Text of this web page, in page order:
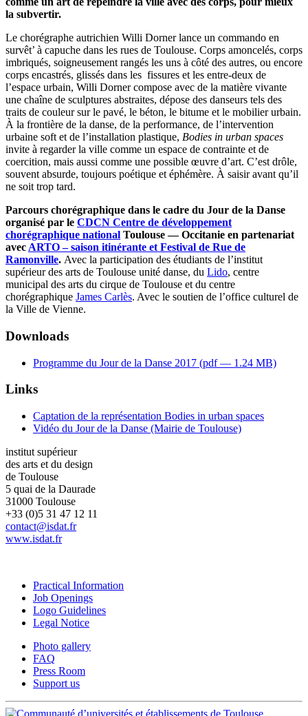
la subvertir.
Le chorégraphe autrichien Willi Dorner lance un commando en
survêt’ à capuche dans les rues de Toulouse. Corps amoncelés, corps
imbriqués, soigneusement rangés les uns à côté des autres, ou encore
corps encastrés, glissés dans les fissures et les entre-deux de
l’espace urbain, Willi Dorner compose avec de la matière vivante
une chaîne de sculptures abstraites, dépose des danseurs tels des
traits de couleur sur le pavé, le béton, le bitume et le mobilier urbain.
À la frontière de la danse, de la performance, de l’intervention
urbaine soft et de l’installation plastique, Bodies in urban spaces
invite à regarder la ville comme un espace de contrainte et de
coercition, mais aussi comme une possible œuvre d’art. C’est drôle,
souvent absurde, toujours poétique et éphémère. À saisir avant qu’il
ne soit trop tard.
Parcours chorégraphique dans le cadre du Jour de la Danse
organisé par le CDCN Centre de développement
chorégraphique national Toulouse — Occitanie en partenariat
avec ARTO – saison itinérante et Festival de Rue de
Ramonville. Avec la participation des étudiants de l’institut
supérieur des arts de Toulouse unité danse, du Lido, centre
municipal des arts du cirque de Toulouse et du centre
chorégraphique James Carlès. Avec le soutien de l’office culturel de
la Ville de Vienne.
Downloads
Programme du Jour de la Danse 2017 (pdf— 1.24 MB)
Links
Captation de la représentation Bodies in urban spaces
Vidéo du Jour de la Danse (Mairie de Toulouse)
institut supérieur
des arts et du design
de Toulouse
5 quai de la Daurade
31000 Toulouse
+33 (0)5 31 47 12 11
contact@isdat.fr
www.isdat.fr
Practical Information
Job Openings
Logo Guidelines
Legal Notice
Photo gallery
FAQ
Press Room
Support us